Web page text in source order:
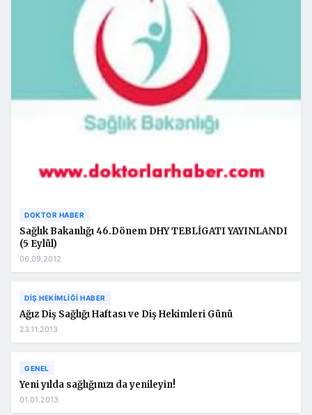
DOKTOR HABER
Sağlık Bakanlığı 46.Dönem DHY TEBLİGATI YAYINLANDI
(5 Eylül)
06.09.2012
DIŞ HEKIMLIĞI HABER
Ağız Diş Sağlığı Haftası ve Diş Hekimleri Günü
23.11.2013
GENEL
Yeni yılda sağlığınızı da yenileyin!
01.01.2013